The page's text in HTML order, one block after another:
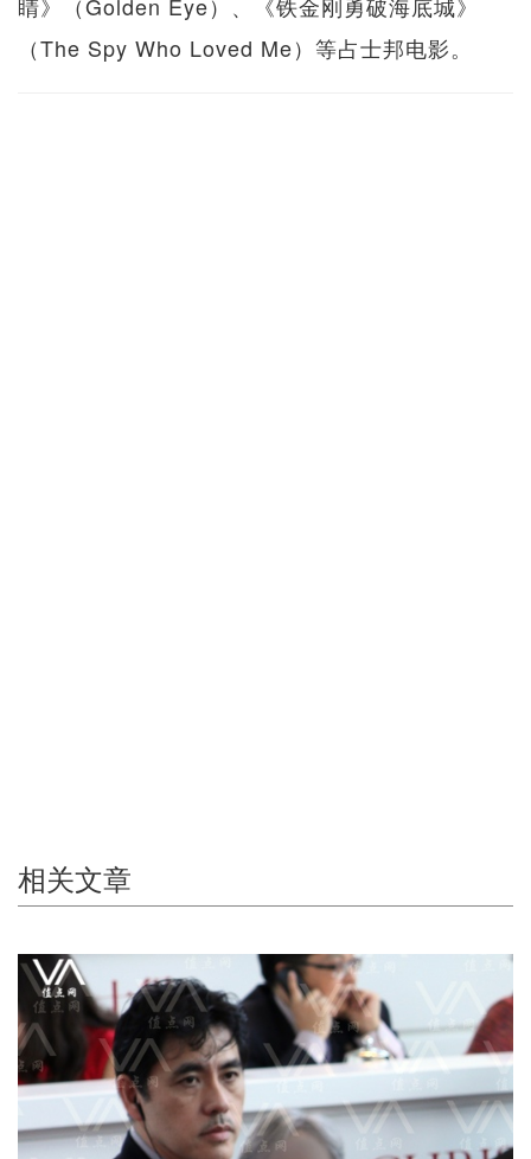
（The Spy Who Loved Me）等占士邦电影。
相关文章